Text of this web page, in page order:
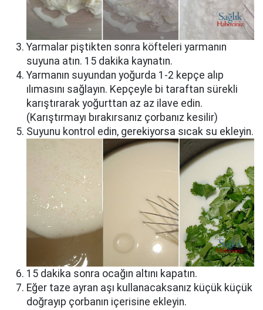
Yarmalar piştikten sonra köfteleri yarmanın
suyuna atın. 15 dakika kaynatın.
Yarmanın suyundan yoğurda 1-2 kepçe alıp
ılımasını sağlayın. Kepçeyle bi taraftan sürekli
karıştırarak yoğurttan az az ilave edin.
(Karıştırmayı bırakırsanız çorbanız kesilir)
Suyunu kontrol edin, gerekiyorsa sıcak su ekleyin.
15 dakika sonra ocağın altını kapatın.
Eğer taze ayran aşı kullanacaksanız küçük küçük
doğrayıp çorbanın içerisine ekleyin.